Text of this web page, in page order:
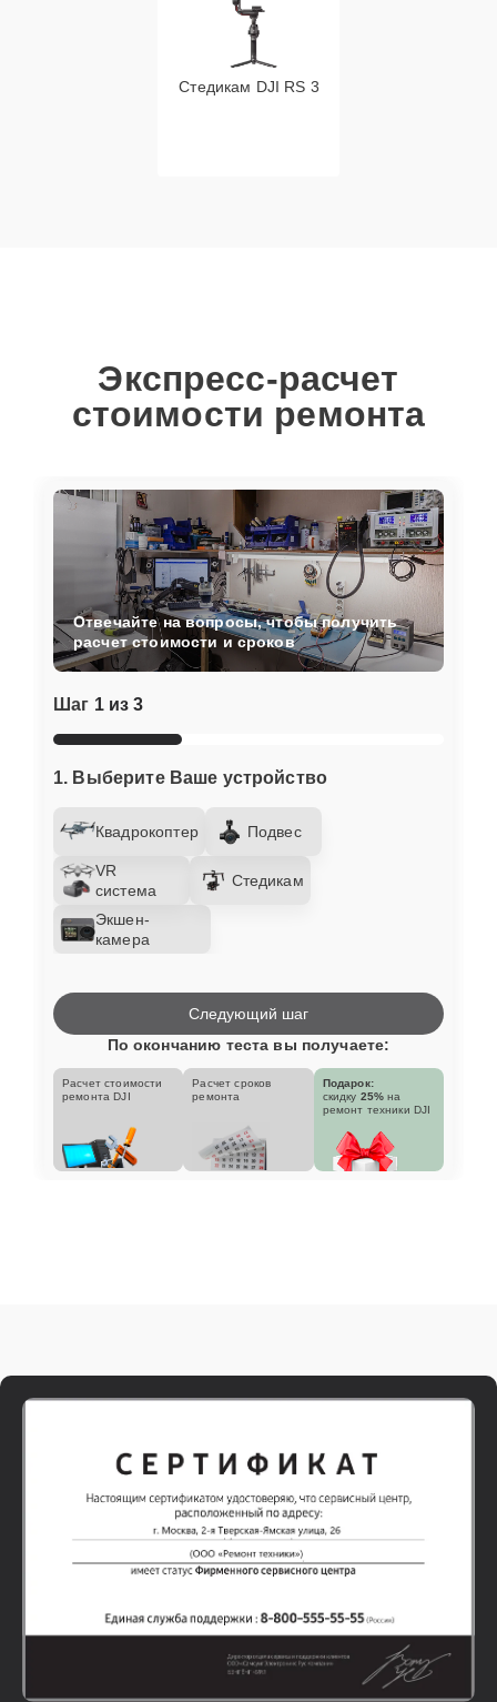
Стедикам DJI RS 3
Экспресс-расчет
стоимости ремонта
Шаг 1 из 3
1. Выберите Ваше устройство
Квадрокоптер Подвес
VR
система
Стедикам
Экшен-
камера
Отвечайте на вопросы, чтобы получить
расчет стоимости и сроков
Следующий шаг
По окончанию теста вы получаете:
Расчет стоимости
ремонта DJI
Расчет сроков
ремонта
Подарок:
скидку 25% на
ремонт техники DJI